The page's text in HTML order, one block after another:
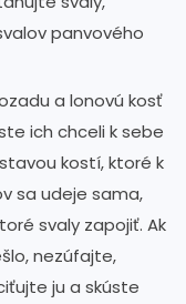
panvového
a lonovú kosť
ich chceli k sebe
kostí, ktoré k
sa udeje sama,
svaly zapojiť. Ak
nezúfajte,
ju a skúste